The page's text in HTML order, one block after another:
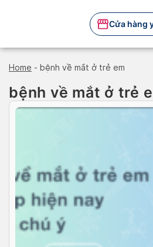
Cửa hàng
Home - bệnh về mắt ở trẻ em
bệnh về mắt ở trẻ